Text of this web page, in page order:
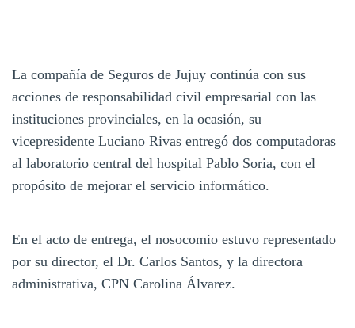
La compañía de Seguros de Jujuy continúa con sus
acciones de responsabilidad civil empresarial con las
instituciones provinciales, en la ocasión, su
vicepresidente Luciano Rivas entregó dos computadoras
al laboratorio central del hospital Pablo Soria, con el
propósito de mejorar el servicio informático.
En el acto de entrega, el nosocomio estuvo representado
por su director, el Dr. Carlos Santos, y la directora
administrativa, CPN Carolina Álvarez.